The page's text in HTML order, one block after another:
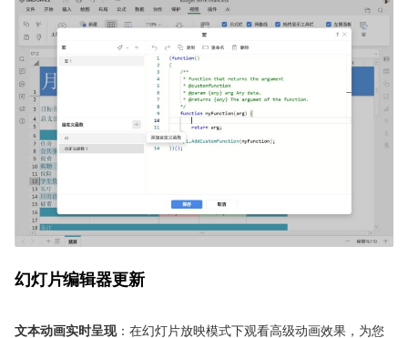
幻灯片编辑器更新
文本动画实时呈现：在幻灯片放映模式下观看高级动画效果，为您